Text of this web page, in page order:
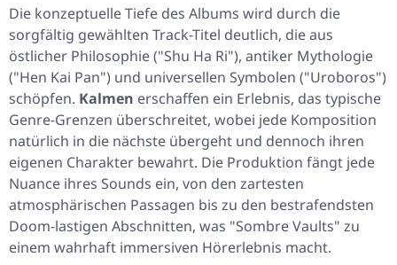
Die konzeptuelle Tiefe des Albums wird durch die
sorgfältig gewählten Track-Titel deutlich, die aus
östlicher Philosophie ("Shu Ha Ri"), antiker Mythologie
("Hen Kai Pan") und universellen Symbolen ("Uroboros")
schöpfen. Kalmen erschaffen ein Erlebnis, das typische
Genre-Grenzen überschreitet, wobei jede Komposition
natürlich in die nächste übergeht und dennoch ihren
eigenen Charakter bewahrt. Die Produktion fängt jede
Nuance ihres Sounds ein, von den zartesten
atmosphärischen Passagen bis zu den bestrafendsten
Doom-lastigen Abschnitten, was "Sombre Vaults" zu
einem wahrhaft immersiven Hörerlebnis macht.